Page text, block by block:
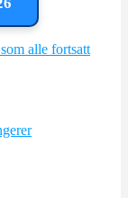
alle fortsatt